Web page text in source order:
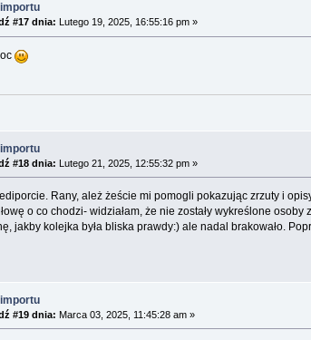
importu
#17 dnia: Lutego 19, 2025, 16:55:16 pm »
importu
#18 dnia: Lutego 21, 2025, 12:55:32 pm »
Rany, ależ żeście mi pomogli pokazując zrzuty i
o co chodzi- widziałam, że nie zostały wykreślone
jakby kolejka była bliska prawdy:) ale nadal brakowało.
importu
#19 dnia: Marca 03, 2025, 11:45:28 am »